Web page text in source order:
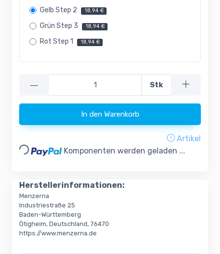
Gelb Step 2 18,94 €
Grün Step 3 18,94 €
Rot Step 1 18,94 €
— Stk
In den Warenkorb
Artikel
Loading... Komponenten werden geladen ...
Herstellerinformationen:
Menzerna
Industriestraße 25
Baden-Württemberg
Ötigheim, Deutschland, 76470
https://www.menzerna.de